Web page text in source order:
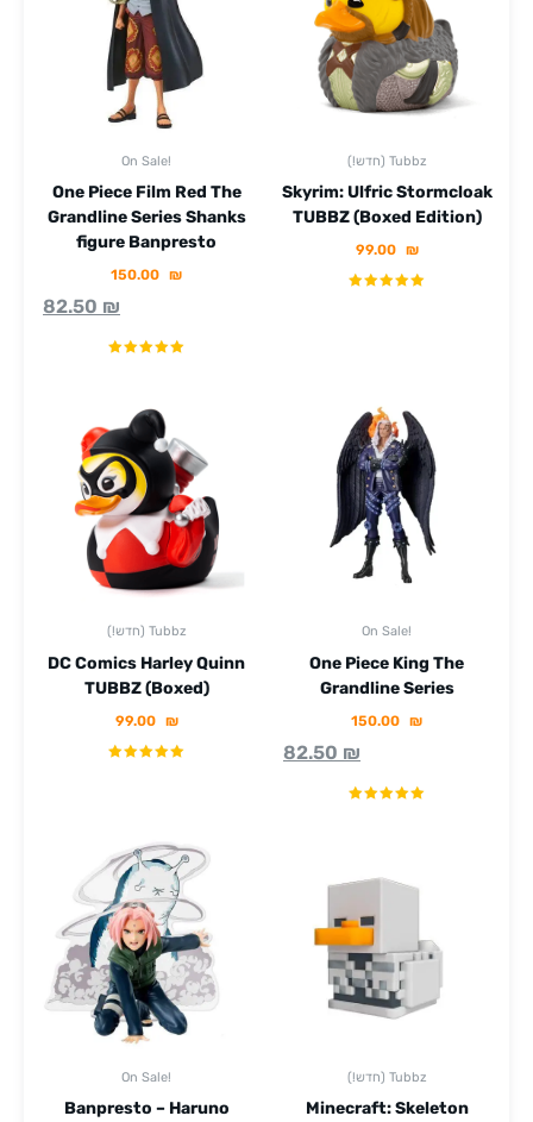
On Sale!
One Piece Film Red The
Grandline Series Shanks
figure Banpresto
150.00 ₪
82.50 ₪
(!חדש) Tubbz
Skyrim: Ulfric Stormcloak
TUBBZ (Boxed Edition)
99.00 ₪
(!חדש) Tubbz
DC Comics Harley Quinn
TUBBZ (Boxed)
99.00 ₪
On Sale!
One Piece King The
Grandline Series
150.00 ₪
82.50 ₪
On Sale!
Banpresto – Haruno
(!חדש) Tubbz
Minecraft: Skeleton